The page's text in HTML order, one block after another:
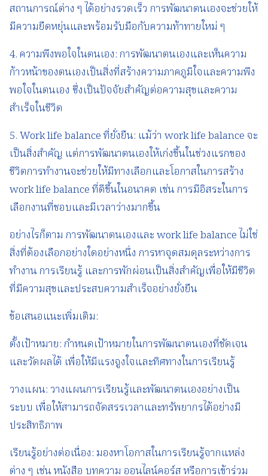
สถานการณ์ต่าง ๆ ได้อย่างรวดเร็ว การพัฒนาตนเองจะช่วยให้
มีความยืดหยุ่นและพร้อมรับมือกับความท้าทายใหม่ ๆ
4. ความพึงพอใจในตนเอง: การพัฒนาตนเองและเห็นความ
ก้าวหน้าของตนเองเป็นสิ่งที่สร้างความภาคภูมิใจและความพึง
พอใจในตนเอง ซึ่งเป็นปัจจัยสำคัญต่อความสุขและความ
สำเร็จในชีวิต
5. Work life balance ที่ยั่งยืน: แม้ว่า work life balance จะ
เป็นสิ่งสำคัญ แต่การพัฒนาตนเองให้เก่งขึ้นในช่วงแรกของ
ชีวิตการทำงานจะช่วยให้มีทางเลือกและโอกาสในการสร้าง
work life balance ที่ดีขึ้นในอนาคต เช่น การมีอิสระในการ
เลือกงานที่ชอบและมีเวลาว่างมากขึ้น
อย่างไรก็ตาม การพัฒนาตนเองและ work life balance ไม่ใช่
สิ่งที่ต้องเลือกอย่างใดอย่างหนึ่ง การหาจุดสมดุลระหว่างการ
ทำงาน การเรียนรู้ และการพักผ่อนเป็นสิ่งสำคัญเพื่อให้มีชีวิต
ที่มีความสุขและประสบความสำเร็จอย่างยั่งยืน
ข้อเสนอแนะเพิ่มเติม:
ตั้งเป้าหมาย: กำหนดเป้าหมายในการพัฒนาตนเองที่ชัดเจน
และวัดผลได้ เพื่อให้มีแรงจูงใจและทิศทางในการเรียนรู้
วางแผน: วางแผนการเรียนรู้และพัฒนาตนเองอย่างเป็น
ระบบ เพื่อให้สามารถจัดสรรเวลาและทรัพยากรได้อย่างมี
ประสิทธิภาพ
เรียนรู้อย่างต่อเนื่อง: มองหาโอกาสในการเรียนรู้จากแหล่ง
ต่าง ๆ เช่น หนังสือ บทความ ออนไลน์คอร์ส หรือการเข้าร่วม